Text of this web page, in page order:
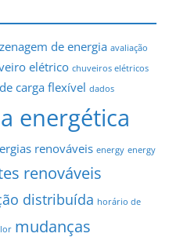
de energia avaliação
elétrico chuveiros elétricos
carga flexível dados
energética
renováveis energy energy
renováveis
distribuída horário de
mudanças